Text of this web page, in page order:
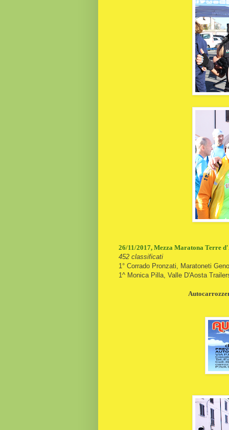
26/11/2017, Mezza Maratona Terre
452 classificati
1° Corrado Pronzati, Maratoneti
1^ Monica Pilla, Valle D'Aosta